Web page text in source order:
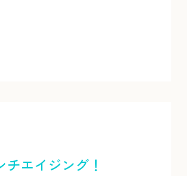
エイジング！